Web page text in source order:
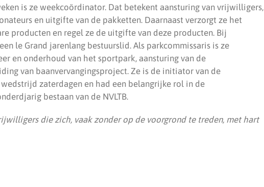
is ze weekcoördinator. Dat betekent aansturing van vrijwilligers,
en uitgifte van de pakketten. Daarnaast verzorgt ze het
producten en regel ze de uitgifte van deze producten. Bij
le Grand jarenlang bestuurslid. Als parkcommissaris is ze
en onderhoud van het sportpark, aansturing van de
van baanvervangingsproject. Ze is de initiator van de
zaterdagen en had een belangrijke rol in de
bestaan van de NVLTB.
die zich, vaak zonder op de voorgrond te treden, met hart